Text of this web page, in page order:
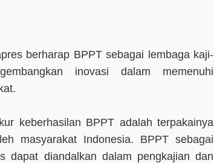
berharap BPPT sebagai lembaga kaji-
inovasi dalam memenuhi
keberhasilan BPPT adalah terpakainya
masyarakat Indonesia. BPPT sebagai
dapat diandalkan dalam pengkajian dan